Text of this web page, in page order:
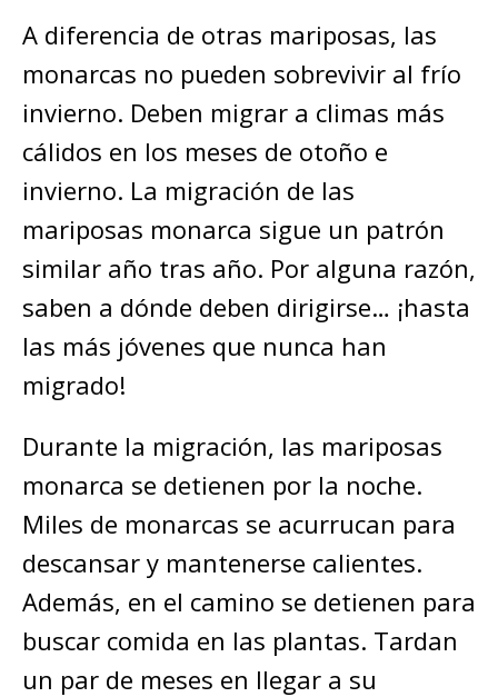
A diferencia de otras mariposas, las
monarcas no pueden sobrevivir al frío
invierno. Deben migrar a climas más
cálidos en los meses de otoño e
invierno. La migración de las
mariposas monarca sigue un patrón
similar año tras año. Por alguna razón,
saben a dónde deben dirigirse… ¡hasta
las más jóvenes que nunca han
migrado!
Durante la migración, las mariposas
monarca se detienen por la noche.
Miles de monarcas se acurrucan para
descansar y mantenerse calientes.
Además, en el camino se detienen para
buscar comida en las plantas. Tardan
un par de meses en llegar a su